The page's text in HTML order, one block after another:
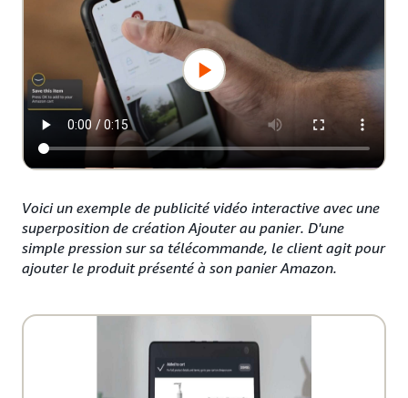
Voici un exemple de publicité vidéo interactive avec une
superposition de création Ajouter au panier. D'une
simple pression sur sa télécommande, le client agit pour
ajouter le produit présenté à son panier Amazon.